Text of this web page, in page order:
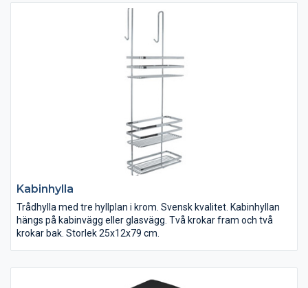
olika utföranden, stilar och olika funktioner. Med elpatronen
Kabinhylla
Trådhylla med tre hyllplan i krom. Svensk kvalitet. Kabinhyllan
hängs på kabinvägg eller glasvägg. Två krokar fram och två
krokar bak. Storlek 25x12x79 cm.